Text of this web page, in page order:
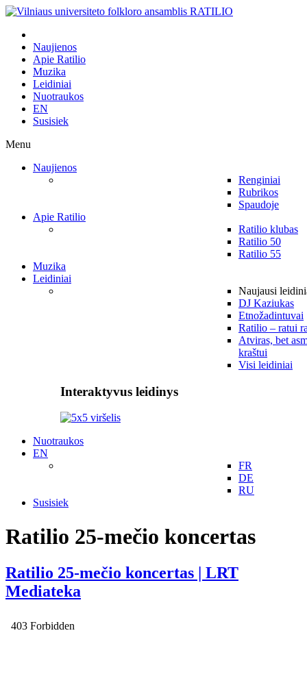
Naujienos
Apie Ratilio
Muzika
Leidiniai
Nuotraukos
EN
Susisiek
Menu
Naujienos
Renginiai
Rubrikos
Spaudoje
Apie Ratilio
Ratilio klubas
Ratilio 50
Ratilio 55
Muzika
Leidiniai
Naujausi
DJ Kaziukas
Etnožadintuvai
Ratilio – ratui
Atviras, bet
kraštui
Visi leidiniai
Interaktyvus leidinys
Nuotraukos
EN
FR
DE
RU
Susisiek
Ratilio 25-mečio koncertas
Ratilio 25-mečio koncertas | LRT
Mediateka